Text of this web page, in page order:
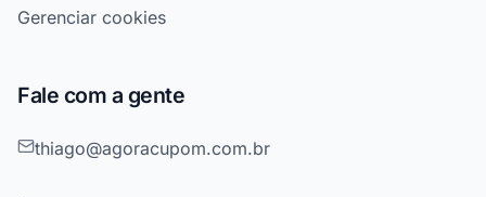
Gerenciar cookies
Fale com a gente
thiago@agoracupom.com.br